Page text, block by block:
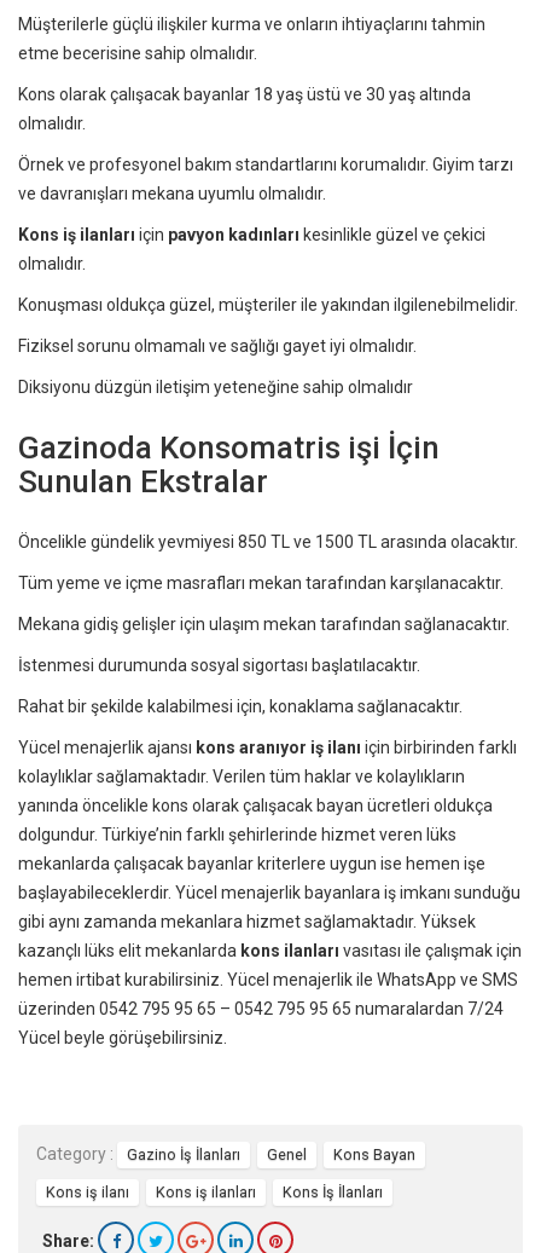
Müşterilerle güçlü ilişkiler kurma ve onların ihtiyaçlarını tahmin
etme becerisine sahip olmalıdır.
Kons olarak çalışacak bayanlar 18 yaş üstü ve 30 yaş altında
olmalıdır.
Örnek ve profesyonel bakım standartlarını korumalıdır. Giyim tarzı
ve davranışları mekana uyumlu olmalıdır.
Kons iş ilanları için pavyon kadınları kesinlikle güzel ve çekici
olmalıdır.
Konuşması oldukça güzel, müşteriler ile yakından ilgilenebilmelidir.
Fiziksel sorunu olmamalı ve sağlığı gayet iyi olmalıdır.
Diksiyonu düzgün iletişim yeteneğine sahip olmalıdır
Gazinoda Konsomatris işi İçin
Sunulan Ekstralar
Öncelikle gündelik yevmiyesi 850 TL ve 1500 TL arasında olacaktır.
Tüm yeme ve içme masrafları mekan tarafından karşılanacaktır.
Mekana gidiş gelişler için ulaşım mekan tarafından sağlanacaktır.
İstenmesi durumunda sosyal sigortası başlatılacaktır.
Rahat bir şekilde kalabilmesi için, konaklama sağlanacaktır.
Yücel menajerlik ajansı kons aranıyor iş ilanı için birbirinden farklı
kolaylıklar sağlamaktadır. Verilen tüm haklar ve kolaylıkların
yanında öncelikle kons olarak çalışacak bayan ücretleri oldukça
dolgundur. Türkiye’nin farklı şehirlerinde hizmet veren lüks
mekanlarda çalışacak bayanlar kriterlere uygun ise hemen işe
başlayabileceklerdir. Yücel menajerlik bayanlara iş imkanı sunduğu
gibi aynı zamanda mekanlara hizmet sağlamaktadır. Yüksek
kazançlı lüks elit mekanlarda kons ilanları vasıtası ile çalışmak için
hemen irtibat kurabilirsiniz. Yücel menajerlik ile WhatsApp ve SMS
üzerinden 0542 795 95 65 – 0542 795 95 65 numaralardan 7/24
Yücel beyle görüşebilirsiniz.
Category : Gazino İş İlanları Genel Kons Bayan
Kons iş ilanı Kons iş ilanları Kons İş İlanları
Share: